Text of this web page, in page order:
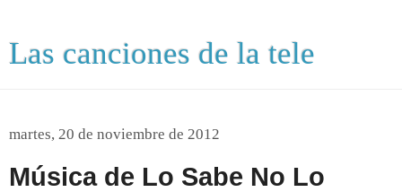
Las canciones de la tele
martes, 20 de noviembre de 2012
Música de Lo Sabe No Lo